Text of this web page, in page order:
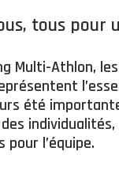
tous pour
Multi-Athlon, l
été
individualités,
pour l’équipe.